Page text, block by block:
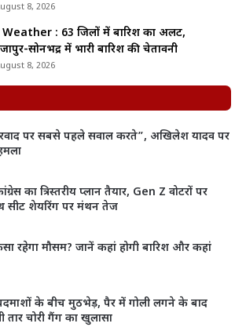
8, 2026
Weather : 63 जिलों में बारिश का अलर्ट,
सोनभद्र में भारी बारिश की चेतावनी
8, 2026
पर सबसे पहले सवाल करते”, अखिलेश यादव पर
का त्रिस्तरीय प्लान तैयार, Gen Z वोटरों पर
शेयरिंग पर मंथन तेज
रहेगा मौसम? जानें कहां होगी बारिश और कहां
के बीच मुठभेड़, पैर में गोली लगने के बाद
तार चोरी गैंग का खुलासा